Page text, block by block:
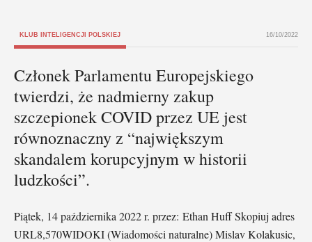
KLUB INTELIGENCJI POLSKIEJ 16/10/2022
Członek Parlamentu Europejskiego
twierdzi, że nadmierny zakup
szczepionek COVID przez UE jest
równoznaczny z “największym
skandalem korupcyjnym w historii
ludzkości”.
Piątek, 14 października 2022 r. przez: Ethan Huff Skopiuj adres
URL8,570WIDOKI (Wiadomości naturalne) Mislav Kolakusic,